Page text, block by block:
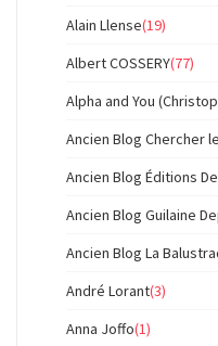
Alain Llense(19)
Albert COSSERY(77)
Alpha and You
Ancien Blog Chercher
Ancien Blog Éditions
Ancien Blog Guilaine
Ancien Blog La
André Lorant(3)
Anna Joffo(1)